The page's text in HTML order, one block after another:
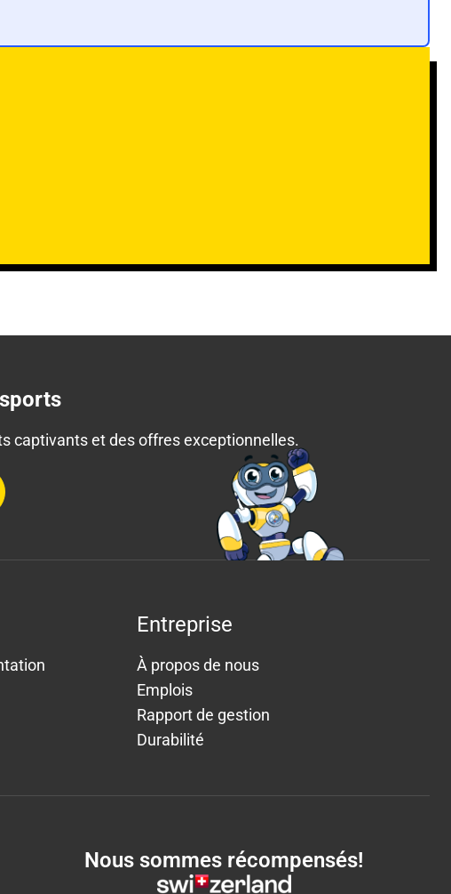
captivants et des offres exceptionnelles.
Entreprise
À propos de nous
Emplois
Rapport de gestion
Durabilité
Nous sommes récompensés!